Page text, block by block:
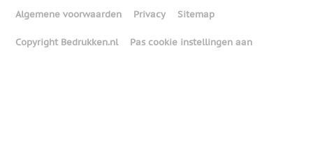
Algemene voorwaarden Privacy Sitemap
Copyright Bedrukken.nl Pas cookie instellingen aan